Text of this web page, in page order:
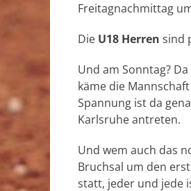
Freitagnachmittag
Die U18 Herren sind
Und am Sonntag?
käme die
Spannung ist da
Karlsruhe antreten.
Und wem auch das
Bruchsal um den
statt, jeder und jede